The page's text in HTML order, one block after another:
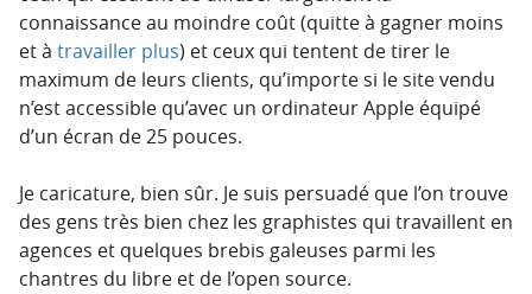
connaissance au moindre coût (quitte à gagner moins
et à travailler plus) et ceux qui tentent de tirer le
maximum de leurs clients, qu’importe si le site vendu
n’est accessible qu’avec un ordinateur Apple équipé
d’un écran de 25 pouces.
Je caricature, bien sûr. Je suis persuadé que l’on trouve
des gens très bien chez les graphistes qui travaillent en
agences et quelques brebis galeuses parmi les
chantres du libre et de l’open source.